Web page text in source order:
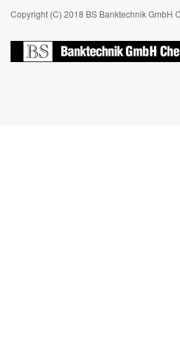
Copyright (C) 2018 BS Banktechnik GmbH